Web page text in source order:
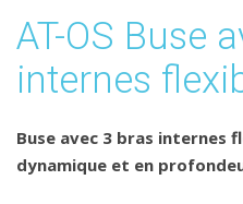
AT-OS Buse
internes
Buse avec 3 bras internes
dynamique et en